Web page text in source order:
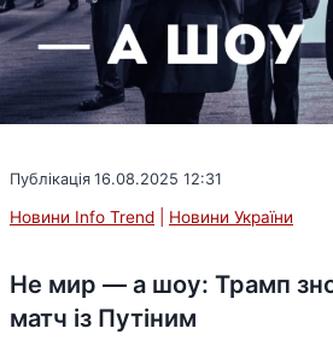
Публікація 16.08.2025 12:31
Новини Info Trend Новини України
Не мир — а шоу: Трамп
матч із Путіним